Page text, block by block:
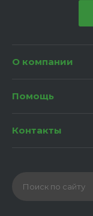
О компании
Помощь
Контакты